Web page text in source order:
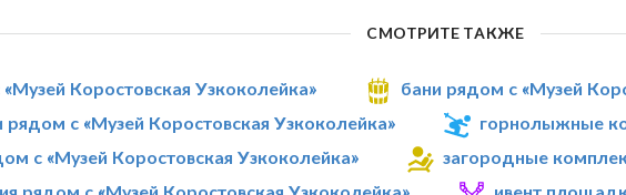
СМОТРИТЕ ТАКЖЕ
Коростовская Узкоколейка»
бани рядом с «Музей
рядом с «Музей Коростовская Узкоколейка»
горнолыжные
с «Музей Коростовская Узкоколейка»
загородные
рядом с «Музей Коростовская Узкоколейка»
ивент